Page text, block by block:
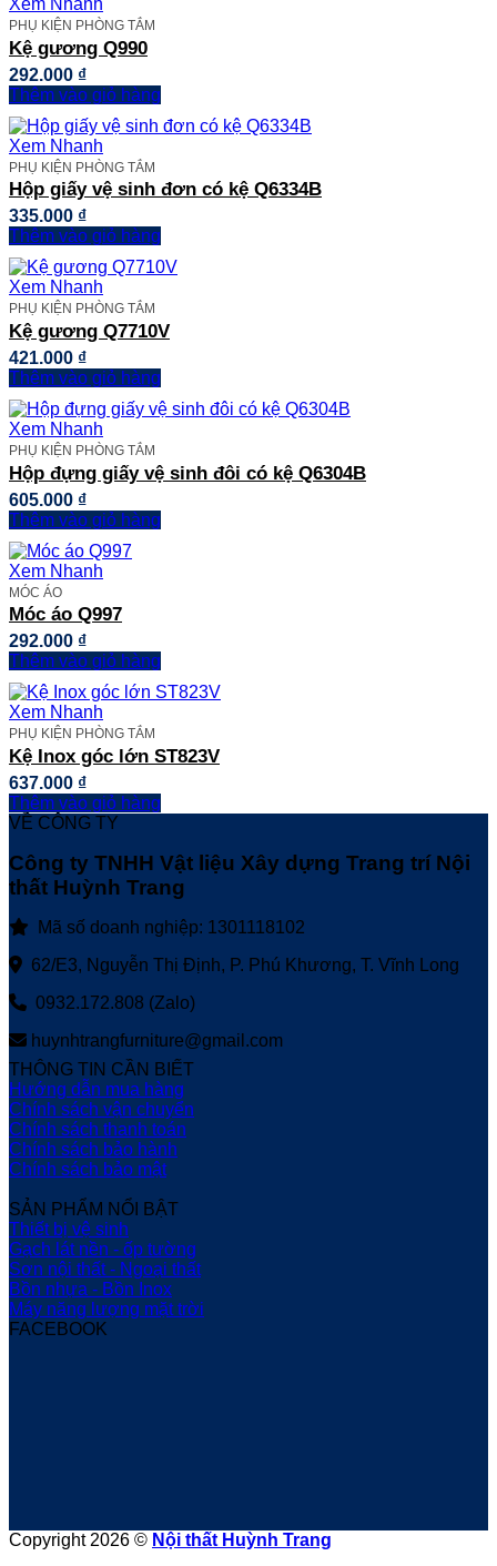
Xem Nhanh
PHỤ KIỆN PHÒNG TẮM
Kệ gương Q990
292.000 ₫
Thêm vào giỏ hàng
Xem Nhanh
PHỤ KIỆN PHÒNG TẮM
Hộp giấy vệ sinh đơn có kệ Q6334B
335.000 ₫
Thêm vào giỏ hàng
Xem Nhanh
PHỤ KIỆN PHÒNG TẮM
Kệ gương Q7710V
421.000 ₫
Thêm vào giỏ hàng
Xem Nhanh
PHỤ KIỆN PHÒNG TẮM
Hộp đựng giấy vệ sinh đôi có kệ Q6304B
605.000 ₫
Thêm vào giỏ hàng
Xem Nhanh
MÓC ÁO
Móc áo Q997
292.000 ₫
Thêm vào giỏ hàng
Xem Nhanh
PHỤ KIỆN PHÒNG TẮM
Kệ Inox góc lớn ST823V
637.000 ₫
Thêm vào giỏ hàng
VỀ CÔNG TY
Công ty TNHH Vật liệu Xây dựng Trang trí Nội
thất Huỳnh Trang
Mã số doanh nghiệp: 1301118102
62/E3, Nguyễn Thị Định, P. Phú Khương, T. Vĩnh Long
0932.172.808 (Zalo)
huynhtrangfurniture@gmail.com
THÔNG TIN CẦN BIẾT
Hướng dẫn mua hàng
Chính sách vận chuyển
Chính sách thanh toán
Chính sách bảo hành
Chính sách bảo mật
SẢN PHẨM NỔI BẬT
Thiết bị vệ sinh
Gạch lát nền - ốp tường
Sơn nội thất - Ngoại thất
Bồn nhựa - Bồn Inox
Máy năng lượng mặt trời
FACEBOOK
Copyright 2026 © Nội thất Huỳnh Trang